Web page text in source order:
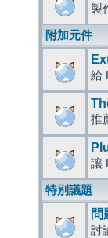
製
附加元件
給
推
讓
特別議題
問
討